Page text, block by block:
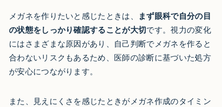
メガネを作りたいと感じたときは、
まず眼科で自分の目
の状態をしっかり確認することが大切です。視力の変化
にはさまざまな原因があり、自己判断でメガネを作ると
合わないリスクもあるため、医師の診断に基づいた処方
が安心につながります。
また、見えにくさを感じたときがメガネ作成のタイミン